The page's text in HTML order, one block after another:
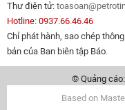
Thư điện tử:
Hotline: 0937.66.46.46
Chỉ phát hành, sao chép
bản của Ban biên tập Báo.
© Quảng
Based on